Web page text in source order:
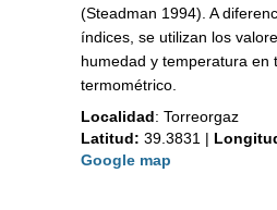
(Steadman 1994). A
índices, se utilizan los
humedad y temperatura en
termométrico.
Localidad: Torreorgaz
Latitud: 39.3831 |
Google map